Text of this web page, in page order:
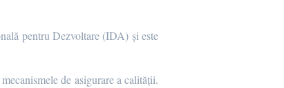
pentru Dezvoltare (IDA) și este
de asigurare a calității.